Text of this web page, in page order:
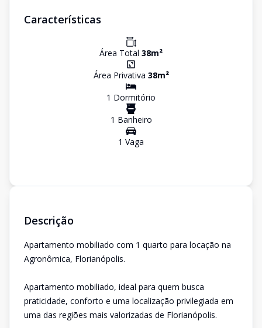
Características
Área Total 38m²
Área Privativa 38m²
1 Dormitório
1 Banheiro
1 Vaga
Descrição
Apartamento mobiliado com 1 quarto para locação na
Agronômica, Florianópolis.
Apartamento mobiliado, ideal para quem busca
praticidade, conforto e uma localização privilegiada em
uma das regiões mais valorizadas de Florianópolis.